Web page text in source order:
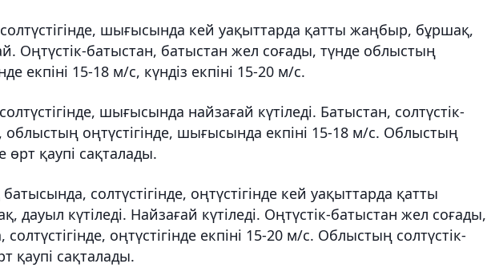
солтүстігінде, шығысында кей уақыттарда қатты жаңбыр, бұршақ,
Оңтүстік-батыстан, батыстан жел соғады, түнде облыстың
екпіні 15-18 м/с, күндіз екпіні 15-20 м/с.
солтүстігінде, шығысында найзағай күтіледі. Батыстан, солтүстік-
оңтүстігінде, шығысында екпіні 15-18 м/с. Облыстың
қаупі сақталады.
батысында, солтүстігінде, оңтүстігінде кей уақыттарда қатты
дауыл күтіледі. Найзағай күтіледі. Оңтүстік-батыстан жел соғады,
оңтүстігінде екпіні 15-20 м/с. Облыстың солтүстік-
қаупі сақталады.